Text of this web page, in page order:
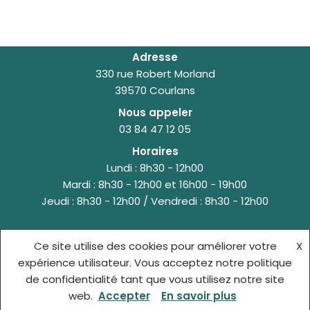
Adresse
330 rue Robert Morland
39570 Courlans
Nous appeler
03 84 47 12 05
Horaires
Lundi : 8h30 - 12h00
Mardi : 8h30 - 12h00 et 16h00 - 19h00
Jeudi : 8h30 - 12h00 / Vendredi : 8h30 - 12h00
© {site_title} {current_year}
ACCUEIL
MENTIONS LÉGALES
POLITIQUE DE CONFIDENTIALITÉ
CONTACT
Ce site utilise des cookies pour améliorer votre
expérience utilisateur. Vous acceptez notre politique
de confidentialité tant que vous utilisez notre site
web.
X
Accepter En savoir plus